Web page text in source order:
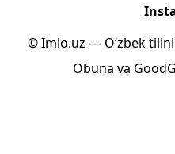
© Imlo.uz — O‘zbek
Obuna va